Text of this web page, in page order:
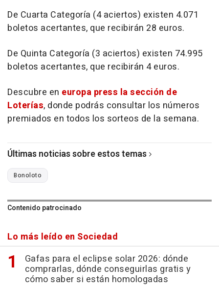
De Cuarta Categoría (4 aciertos) existen 4.071
boletos acertantes, que recibirán 28 euros.
De Quinta Categoría (3 aciertos) existen 74.995
boletos acertantes, que recibirán 4 euros.
Descubre en europa press la sección de
Loterías, donde podrás consultar los números
premiados en todos los sorteos de la semana.
Últimas noticias sobre estos temas
Bonoloto
Contenido patrocinado
Lo más leído en Sociedad
Gafas para el eclipse solar 2026: dónde
comprarlas, dónde conseguirlas gratis y
cómo saber si están homologadas